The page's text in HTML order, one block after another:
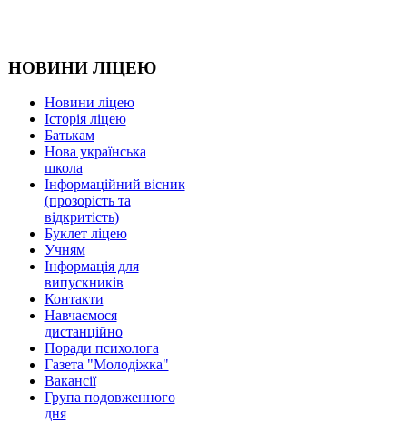
НОВИНИ ЛІЦЕЮ
Новини ліцею
Історія ліцею
Батькам
Нова українська
школа
Інформаційний вісник
(прозорість та
відкритість)
Буклет ліцею
Учням
Інформація для
випускників
Контакти
Навчаємося
дистанційно
Поради психолога
Газета "Молодіжка"
Вакансії
Група подовженного
дня